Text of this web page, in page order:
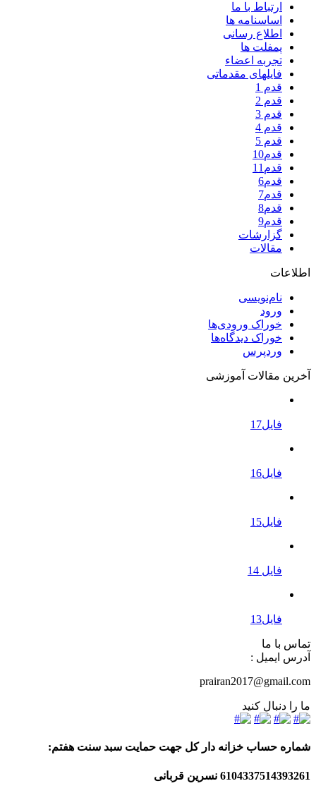
ارتباط با ما
اساسنامه ها
اطلاع رسانی
پمفلت ها
تجربه اعضاء
فایلهای مقدماتی
قدم 1
قدم 2
قدم 3
قدم 4
قدم 5
قدم10
قدم11
قدم6
قدم7
قدم8
قدم9
گزارشات
مقالات
اطلاعات
نام‌نویسی
ورود
خوراک ورودی‌ها
خوراک دیدگاه‌ها
وردپرس
آخرین مقالات آموزشی
فایل17
فایل16
فایل15
فایل 14
فایل13
تماس با ما
آدرس ایمیل :
prairan2017@gmail.com
ما را دنبال کنید
شماره حساب خزانه دار کل جهت حمایت سبد سنت هفتم:
6104337514393261 نسرین قربانی